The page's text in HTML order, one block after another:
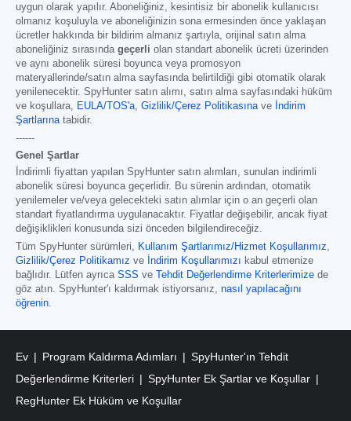
uygun olarak yapılır. Aboneliğiniz, kesintisiz bir abonelik kullanıcısı
olmanız koşuluyla ve aboneliğinizin sona ermesinden önce yaklaşan
ücretler hakkında bir bildirim almanız şartıyla, orijinal satın alma
aboneliğiniz sırasında geçerli olan standart abonelik ücreti üzerinden
ve aynı abonelik süresi boyunca veya promosyon
materyallerinde/satın alma sayfasında belirtildiği gibi otomatik olarak
yenilenecektir. SpyHunter satın alımı, satın alma sayfasındaki hüküm
ve koşullara, EULA/TOS'a, Gizlilik/Çerez Politikasınave İndirim
Şartlarınatabidir.
------
Genel Şartlar
İndirimli fiyattan yapılan SpyHunter satın alımları, sunulan indirimli
abonelik süresi boyunca geçerlidir. Bu sürenin ardından, otomatik
yenilemeler ve/veya gelecekteki satın alımlar için o an geçerli olan
standart fiyatlandırma uygulanacaktır. Fiyatlar değişebilir, ancak fiyat
değişiklikleri konusunda sizi önceden bilgilendireceğiz.
Tüm SpyHunter sürümleri, Kullanım Şartlarımız/Hizmet Koşullarımız,
Gizlilik/Çerez Politikamız ve İndirim Koşullarımızı kabul etmenize
bağlıdır. Lütfen ayrıca SSS ve Tehdit Değerlendirme Kriterlerimize de
göz atın. SpyHunter'ı kaldırmak istiyorsanız, nasıl yapılacağını
öğrenin.
Ev Program Kaldırma Adımları
SpyHunter'ın Tehdit
Değerlendirme Kriterleri
SpyHunter Ek Şartlar ve Koşullar
RegHunter Ek Hüküm ve Koşullar